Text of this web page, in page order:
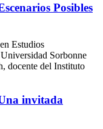
Posibles
Estudios
Sorbonne
docente del Instituto
invitada